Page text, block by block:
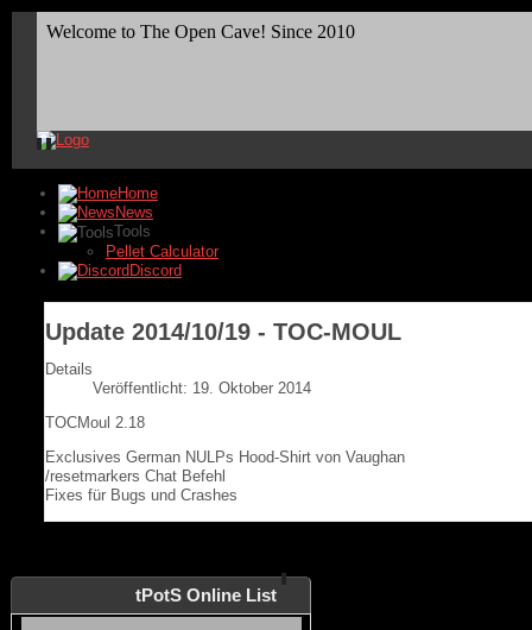
Home
News
Tools
Pellet Calculator
Discord
Update 2014/10/19 - TOC-MOUL
Details
Veröffentlicht: 19. Oktober 2014
TOCMoul 2.18
Exclusives German NULPs Hood-Shirt von Vaughan
/resetmarkers Chat Befehl
Fixes für Bugs und Crashes
tPotS Online List